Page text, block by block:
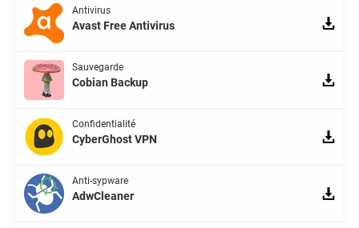
Antivirus
Avast Free Antivirus
Sauvegarde
Cobian Backup
Confidentialité
CyberGhost VPN
Anti-sypware
AdwCleaner